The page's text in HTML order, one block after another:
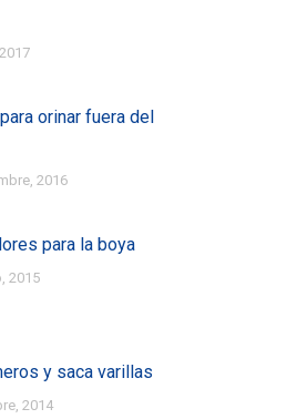
orinar fuera del
2016
para la boya
2015
y saca varillas
2014